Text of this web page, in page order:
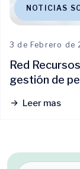
NOTICIAS
3 de Febrero de
Red
gestión de
Leer mas